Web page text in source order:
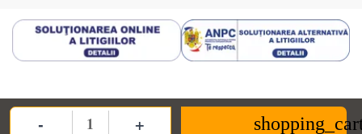
- Quantity +